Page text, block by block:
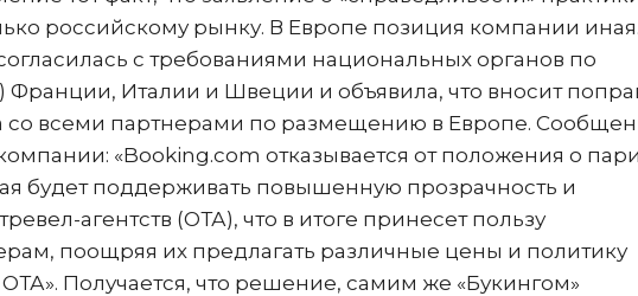
российскому рынку. В Европе позиция компании
с требованиями национальных органов по
Франции, Италии и Швеции и объявила, что вносит
со всеми партнерами по размещению в Европе.
«Booking.com отказывается от положения о
будет поддерживать повышенную прозрачность и
агентств (ОТА), что в итоге принесет пользу
поощряя их предлагать различные цены и политику
Получается, что решение, самим же «Букингом»